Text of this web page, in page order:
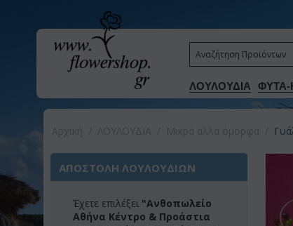
ΛΟΥΛΟΥΔΙΑ
ΑΠΟΣΤΟΛΗ ΛΟΥΛΟΥΔΙΩΝ
Έχετε επιλέξει "Ανθοπωλείο
Αθήνα Κέντρο & Προάστια